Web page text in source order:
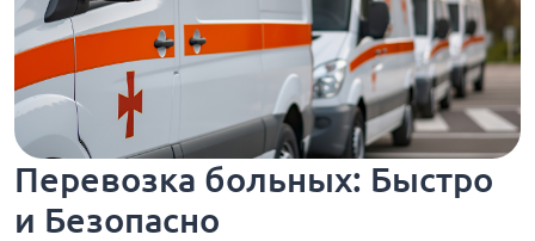
Перевозка больных: Быстро
и Безопасно